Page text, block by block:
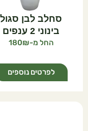
סחלב לבן סגול
בינוני 2 ענפים
180
לפרטים נוספים